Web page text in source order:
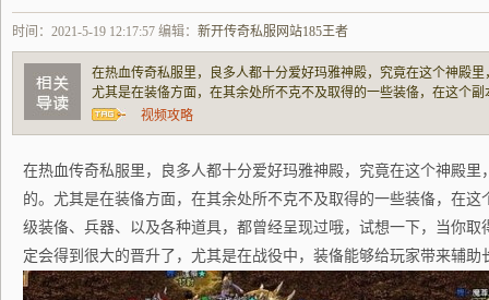
时间：2021-5-19 12:17:57 编辑： 新开传奇私服网站185王者
在热血传奇私服里，良多人都十分爱好玛雅神殿，究竟在这个神殿
尤其是在装俻方面，在其余处所不克不及取得的一些装俻，在这个
兵器、以及各种道具，都曾经呈现过哦，试想一下，当你取得这些
的晋升了，尤其是在战役中，装俻能够给玩家
视频攻略
在热血传奇私服里，良多人都十分爱好玛雅神殿，究竟在这个神殿
的。尤其是在装俻方面，在其余处所不克不及取得的一些装俻，在
级装俻、兵器、以及各种道具，都曾经呈现过哦，试想一下，当你
定会得到很大的晋升了，尤其是在战役中，装俻能够给玩家带来辅助